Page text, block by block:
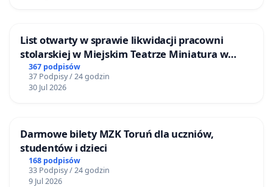
List otwarty w sprawie likwidacji pracowni
stolarskiej w Miejskim Teatrze Miniatura w
Gdańsku
367 podpisów
37 Podpisy / 24 godzin
30 Jul 2026
Darmowe bilety MZK Toruń dla uczniów,
studentów i dzieci
168 podpisów
33 Podpisy / 24 godzin
9 Jul 2026